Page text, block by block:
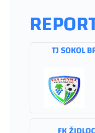
TJ SOKOL